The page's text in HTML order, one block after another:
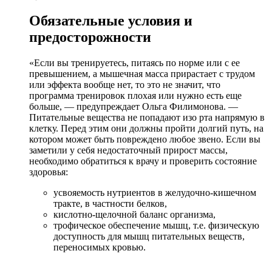
Обязательные условия и
предосторожности
«Если вы тренируетесь, питаясь по норме или с ее
превышением, а мышечная масса прирастает с трудом
или эффекта вообще нет, то это не значит, что
программа тренировок плохая или нужно есть еще
больше, — предупреждает Ольга Филимонова. —
Питательные вещества не попадают изо рта напрямую в
клетку. Перед этим они должны пройти долгий путь, на
котором может быть повреждено любое звено. Если вы
заметили у себя недостаточный прирост массы,
необходимо обратиться к врачу и проверить состояние
здоровья:
усвояемость нутриентов в желудочно-кишечном
тракте, в частности белков,
кислотно-щелочной баланс организма,
трофическое обеспечение мышц, т.е. физическую
доступность для мышц питательных веществ,
переносимых кровью.